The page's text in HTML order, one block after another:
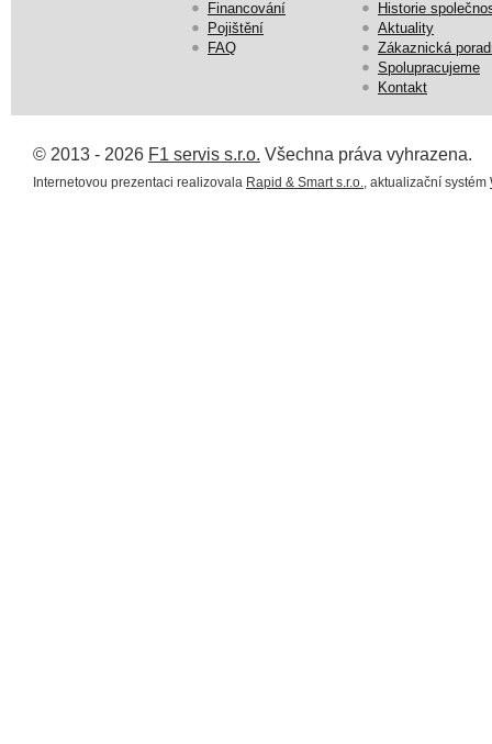
Financování
Pojištění
FAQ
Historie
Aktuality
Zákaznická
Spolupracujeme
Kontakt
© 2013 - 2026 F1 servis s.r.o. Všechna práva vyhrazena.
Internetovou prezentaci realizovala Rapid & Smart s.r.o. , aktualizační systém